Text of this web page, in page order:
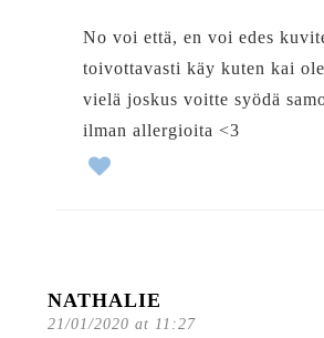
No voi että, en voi edes
toivottavasti käy kuten kai
vielä joskus voitte syödä
ilman allergioita <3
NATHALIE
21/01/2020 at 11:27